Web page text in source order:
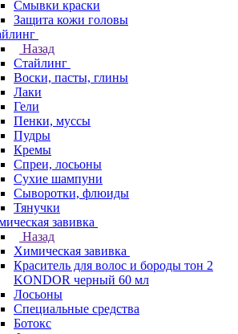
Смывки краски
Защита кожи головы
Назад
Стайлинг
Воски, пасты, глины
Лаки
Гели
Пенки, муссы
Пудры
Кремы
Спреи, лосьоны
Сухие шампуни
Сыворотки, флюиды
Тянучки
завивка
Назад
Химическая завивка
Краситель для волос и бороды тон 2
KONDOR черный 60 мл
Лосьоны
Специальные средства
Ботокс